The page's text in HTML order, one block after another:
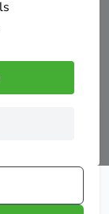
zonder gedoe
is een van